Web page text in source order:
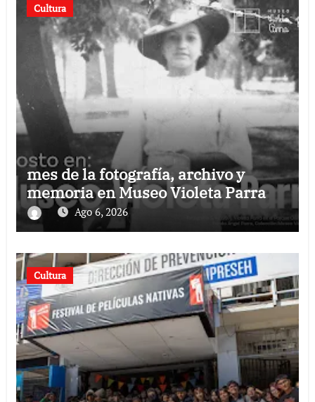
Cultura
mes de la fotografía, archivo y
memoria en Museo Violeta Parra
Ago 6, 2026
Cultura